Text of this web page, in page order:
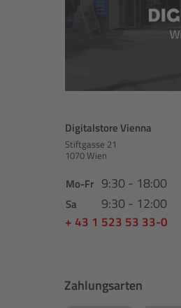
Digitalstore Vienna
Stiftgasse 21
1070 Wien
Mo-Fr 9:30 - 18:00
Sa 9:30 - 12:00
+ 43 1 523 53 33-0
Zahlungsarten